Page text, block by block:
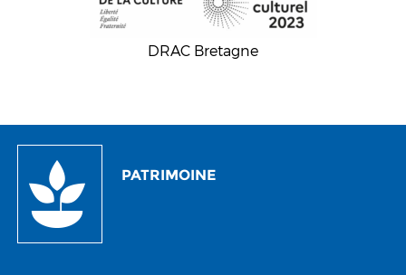
DRAC Bretagne
PATRIMOINE